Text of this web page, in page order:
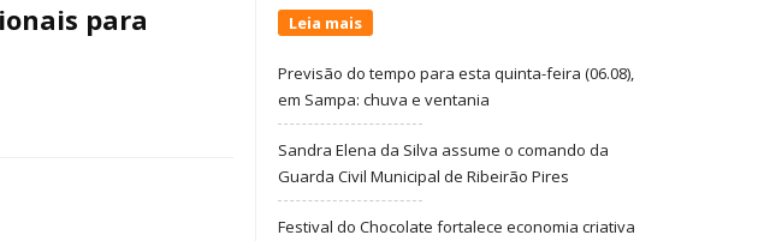
para
Leia mais
Previsão do tempo para esta quinta-feira (06.08),
em Sampa: chuva e ventania
Sandra Elena da Silva assume o comando da
Guarda Civil Municipal de Ribeirão Pires
Festival do Chocolate fortalece economia criativa